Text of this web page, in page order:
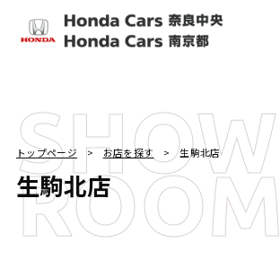
生駒北店
SHOW
ROOM
トップページ お店を探す 生駒北店